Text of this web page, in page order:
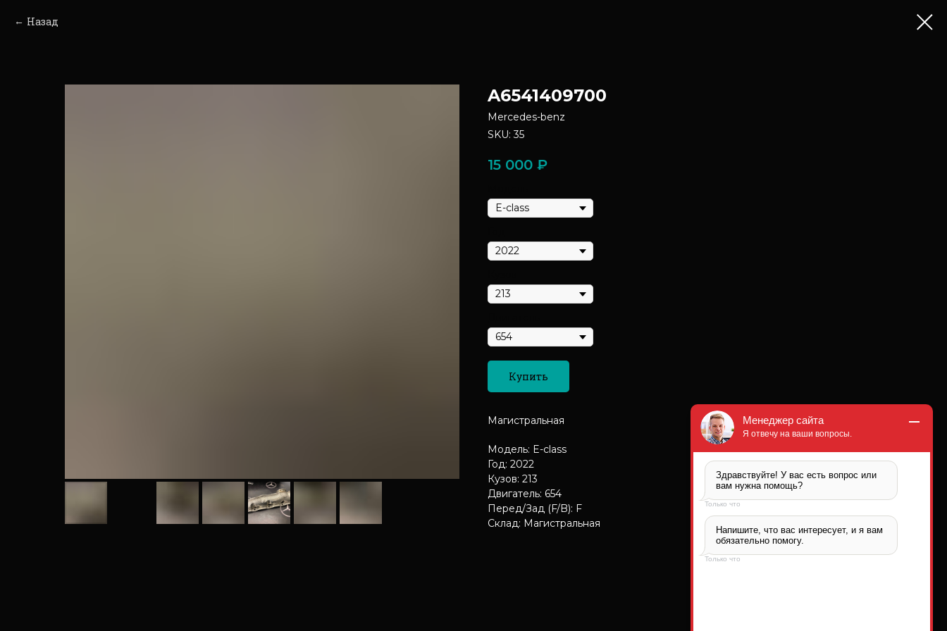
Назад
A6541409700
Mercedes-benz
SKU:35
15 000 ₽
Купить
Магистральная
Модель: E-class
Год: 2022
Кузов: 213
Двигатель: 654
Перед/Зад (F/B): F
Склад: Магистральная
Менеджер сайта
Я отвечу на ваши вопросы.
Здравствуйте! У вас есть вопрос или
вам нужна помощь?
Только что
Напишите, что вас интересует, и я вам
обязательно помогу.
Только что